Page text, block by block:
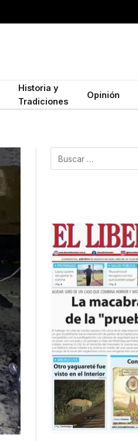
Historia y
Tradiciones
Opinión